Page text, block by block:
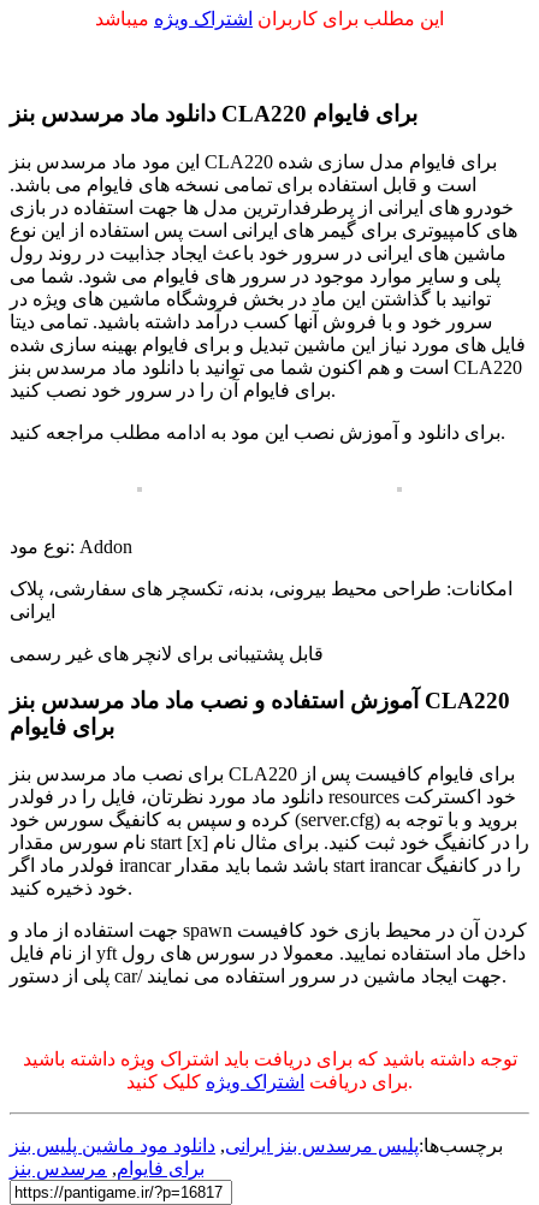
این مطلب برای کاربران اشتراک ویژه میباشد
دانلود ماد مرسدس بنز CLA220 برای فایوام
این مود ماد مرسدس بنز CLA220 برای فایوام مدل سازی شده
است و قابل استفاده برای تمامی نسخه های فایوام می باشد.
خودرو های ایرانی از پرطرفدارترین مدل ها جهت استفاده در بازی
های کامپیوتری برای گیمر های ایرانی است پس استفاده از این نوع
ماشین های ایرانی در سرور خود باعث ایجاد جذابیت در روند رول
پلی و سایر موارد موجود در سرور های فایوام می شود. شما می
توانید با گذاشتن این ماد در بخش فروشگاه ماشین های ویژه در
سرور خود و با فروش آنها کسب درآمد داشته باشید. تمامی دیتا
فایل های مورد نیاز این ماشین تبدیل و برای فایوام بهینه سازی شده
است و هم اکنون شما می توانید با دانلود ماد مرسدس بنز CLA220
برای فایوام آن را در سرور خود نصب کنید.
برای دانلود و آموزش نصب این مود به ادامه مطلب مراجعه کنید.
نوع مود: Addon
امکانات: طراحی محیط بیرونی، بدنه، تکسچر های سفارشی، پلاک
ایرانی
قابل پشتیبانی برای لانچر های غیر رسمی
آموزش استفاده و نصب ماد ماد مرسدس بنز CLA220
برای فایوام
برای نصب ماد مرسدس بنز CLA220 برای فایوام کافیست پس از
دانلود ماد مورد نظرتان، فایل را در فولدر resources خود اکسترکت
کرده و سپس به کانفیگ سورس خود (server.cfg) بروید و با توجه به
نام سورس مقدار start [x] را در کانفیگ خود ثبت کنید. برای مثال نام
فولدر ماد اگر irancar باشد شما باید مقدار start irancar را در کانفیگ
خود ذخیره کنید.
جهت استفاده از ماد و spawn کردن آن در محیط بازی خود کافیست
از نام فایل yft داخل ماد استفاده نمایید. معمولا در سورس های رول
پلی از دستور car/ جهت ایجاد ماشین در سرور استفاده می نمایند.
توجه داشته باشید که برای دریافت باید اشتراک ویژه داشته باشید
برای دریافت اشتراک ویژه کلیک کنید.
برچسب‌ها:پلیس مرسدس بنز ایرانی, دانلود مود ماشین پليس بنز
برای فایوام, مرسدس بنز